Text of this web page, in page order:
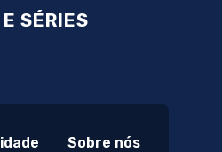
SÉRIES
Sobre nós